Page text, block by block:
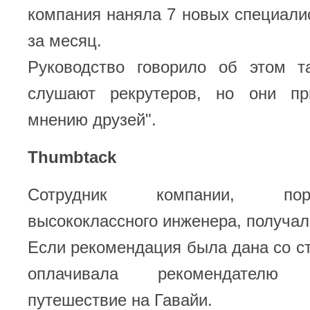
компания наняла 7 новых
за месяц.
Руководство говорило об этом
слушают рекрутеров, но они
мнению друзей".
Thumbtack
Сотрудник компании,
высококлассного инженера,
Если рекомендация была дана со
оплачивала рекомендателю
путешествие на Гавайи.